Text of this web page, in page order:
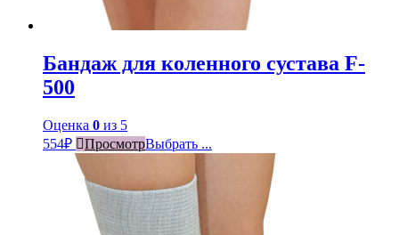
Бандаж для коленного сустава F-
500
Оценка 0 из 5
554₽ ПросмотрВыбрать ...